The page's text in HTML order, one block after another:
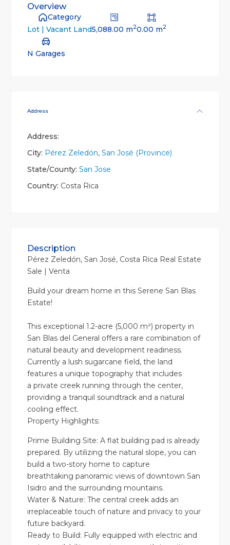
Overview
Category
Lot | Vacant Land5,088.00 m20.00 m2
N Garages
Address
Address:
City: Pérez Zeledón, San José (Province)
State/County: San Jose
Country: Costa Rica
Description
Pérez Zeledón, San José, Costa Rica Real Estate
Sale | Venta
Build your dream home in this Serene San Blas
Estate!
This exceptional 1.2-acre (5,000 m²) property in
San Blas del General offers a rare combination of
natural beauty and development readiness.
Currently a lush sugarcane field, the land
features a unique topography that includes
a private creek running through the center,
providing a tranquil soundtrack and a natural
cooling effect.
Property Highlights:
Prime Building Site: A flat building pad is already
prepared. By utilizing the natural slope, you can
build a two-story home to capture
breathtaking panoramic views of downtown San
Isidro and the surrounding mountains.
Water & Nature: The central creek adds an
irreplaceable touch of nature and privacy to your
future backyard.
Ready to Build: Fully equipped with electric and